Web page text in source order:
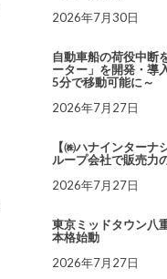
2026年7月30日
自動車船の荷役中断
ーター」を開発・導
5分で移動可能に～
2026年7月27日
【㈱ハナインター
ループ会社で販売力
2026年7月27日
東京ミッドタウン八
本格始動
2026年7月27日